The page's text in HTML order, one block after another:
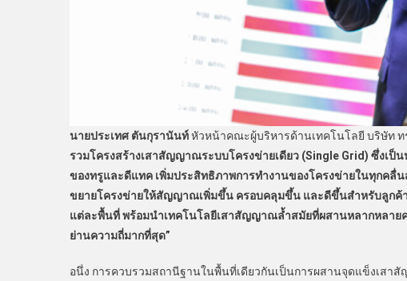
นายประเทศ ตันกุรานันท์หัวหน้าคณะผู้บริหารด้านเทคโนโลยี บริษัท ท
รวมโครงสร้างเสาสัญญาณระบบโครงข่ายเดียว (Single Grid) ซึ่งเป็
ของทรูและดีแทค เพิ่มประสิทธิภาพการทำงานของโครงข่ายในทุก
ขยายโครงข่ายให้สัญญาณเพิ่มขึ้น ครอบคลุมขึ้น และดีขึ้นสำหรับลูกค้า
แต่ละพื้นที่ พร้อมนำเทคโนโลยีเสาสัญญาณล้ำสมัยที่ผสานหลากหลาย
ย่านความถี่มากที่สุด”
อนึ่ง การควบรวมสถานีฐานในพื้นที่เดียวกันเป็นการผสานจุดแข็งเส